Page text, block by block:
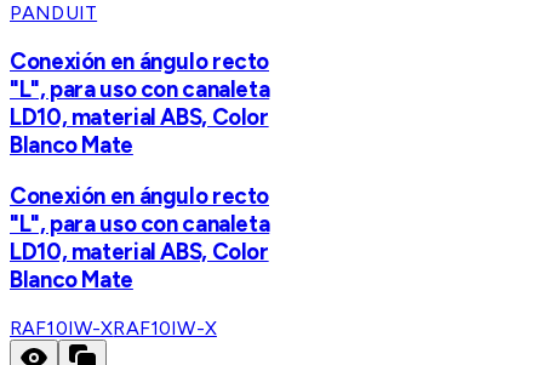
PANDUIT
Conexión en ángulo recto
"L", para uso con canaleta
LD10, material ABS, Color
Blanco Mate
Conexión en ángulo recto
"L", para uso con canaleta
LD10, material ABS, Color
Blanco Mate
RAF10IW-XRAF10IW-X